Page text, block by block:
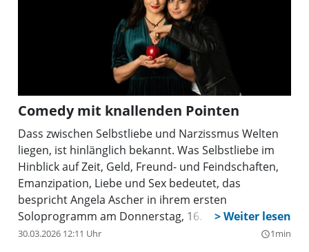
Comedy mit knallenden Pointen
Dass zwischen Selbstliebe und Narzissmus Welten
liegen, ist hinlänglich bekannt. Was Selbstliebe im
Hinblick auf Zeit, Geld, Freund- und Feindschaften,
Emanzipation, Liebe und Sex bedeutet, das
bespricht Angela Ascher in ihrem ersten
Soloprogramm am Donnerstag, 16. April, um 19 Uhr
im Großen Saal im Haus für Weiterbildung
30.03.2026 12:11 Uhr query_builder1min